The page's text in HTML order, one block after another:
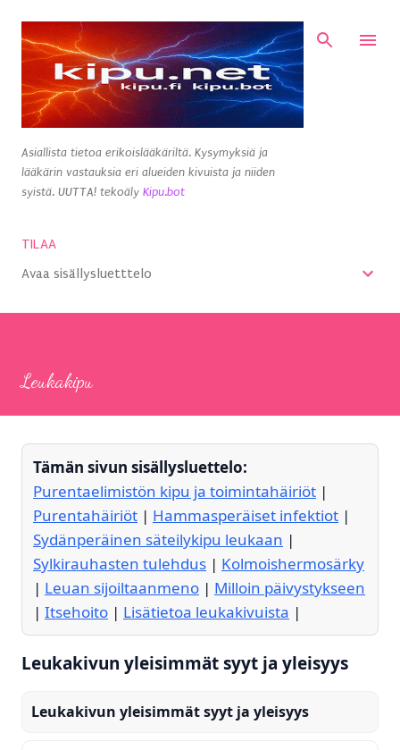
Siirry pääsisältöön
Asiallista tietoa erikoislääkäriltä. Kysymyksiä ja
lääkärin vastauksia eri alueiden kivuista ja niiden
syistä. UUTTA! tekoäly Kipu.bot
TILAA
Avaa sisällysluetttelo
Leukakipu
Tämän sivun sisällysluettelo:
Purentaelimistön kipu ja toimintahäiriöt |
Purentahäiriöt | Hammasperäiset infektiot |
Sydänperäinen säteilykipu leukaan |
Sylkirauhasten tulehdus | Kolmoishermosärky
| Leuan sijoiltaanmeno | Milloin päivystykseen
| Itsehoito | Lisätietoa leukakivuista |
Leukakivun yleisimmät syyt ja yleisyys
Leukakivun yleisimmät syyt ja yleisyys